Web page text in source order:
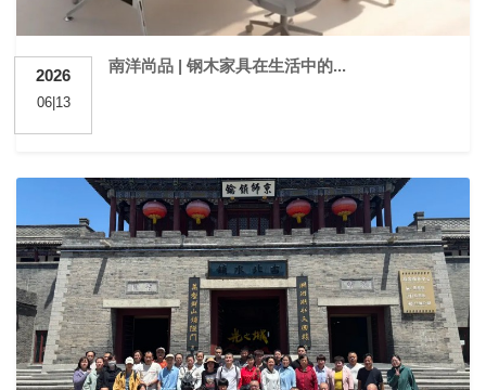
2026
06|13
南洋尚品 | 钢木家具在生活中的...